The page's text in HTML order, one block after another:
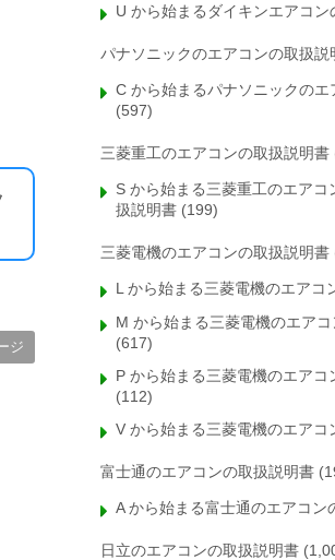
ジ
U から始まるダイキンエアコン
パナソニックのエアコンの取扱説
C から始まるパナソニックのエ
(597)
三菱重工のエアコンの取扱説明書
S から始まる三菱重工のエアコ
扱説明書 (199)
三菱電機のエアコンの取扱説明書
L から始まる三菱電機のエアコ
M から始まる三菱電機のエアコ
(617)
P から始まる三菱電機のエアコ
(112)
V から始まる三菱電機のエアコ
富士通のエアコンの取扱説明書
A から始まる富士通のエアコン
日立のエアコンの取扱説明書